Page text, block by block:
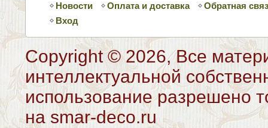
Новости Оплата и доставка
Обратная
Вход
Copyright © 2026, Все
интеллектуальной
использование разрешено
на smar-deco.ru